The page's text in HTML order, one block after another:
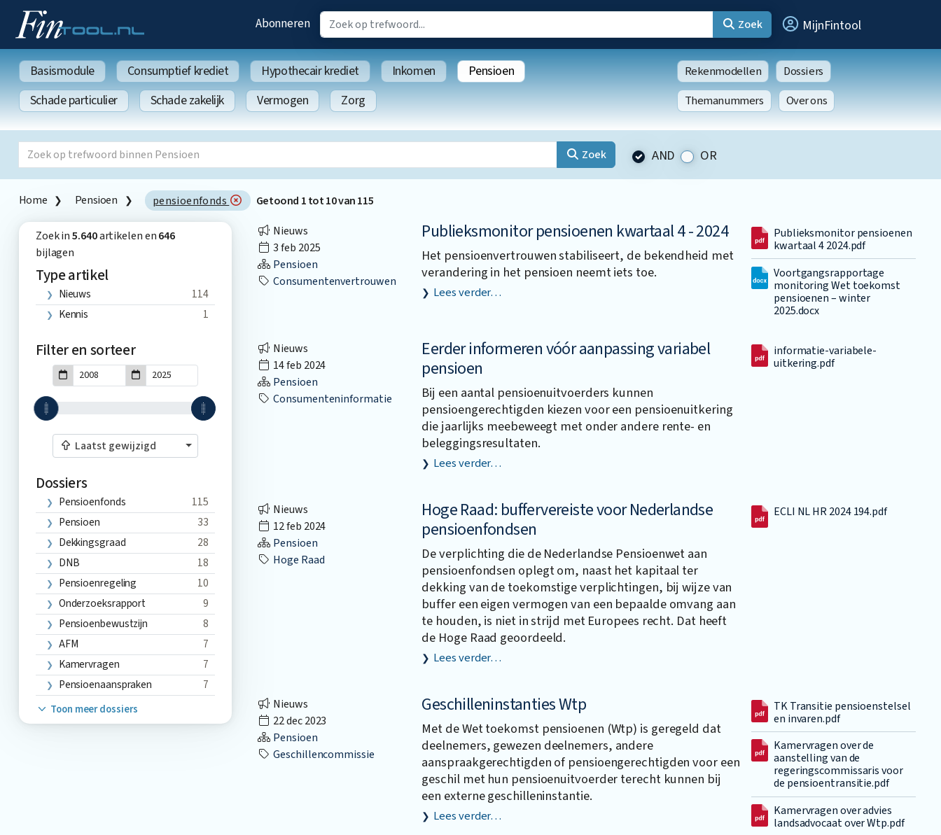
Abonneren Zoek MijnFintool
Basismodule Consumptief krediet Hypothecair krediet Inkomen
Pensioen
Schade particulier
Schade zakelijk Vermogen Zorg
Rekenmodellen
Dossiers
Themanummers
Over ons
Zoek AND OR
Home Pensioen pensioenfonds Getoond 1tot10van115
Zoek in5.640artikelen en646
bijlagen
Type artikel
Nieuws
114
Kennis
1
Filter en sorteer
Laatst gewijzigd
Dossiers
Pensioenfonds
115
Pensioen
33
Dekkingsgraad
28
DNB
18
Pensioenregeling
10
Onderzoeksrapport
9
Pensioenbewustzijn
8
AFM
7
Kamervragen
7
Pensioenaanspraken
7
Toon meer dossiers
Nieuws
3 feb 2025
Pensioen
Consumentenvertrouwen
Publieksmonitor pensioenen kwartaal 4 - 2024
Het pensioenvertrouwen stabiliseert, de bekendheid met
verandering in het pensioen neemt iets toe.
Lees verder…
Publieksmonitor pensioenen
kwartaal 4 2024.pdf
Voortgangsrapportage
monitoring Wet toekomst
pensioenen – winter
2025.docx
Nieuws
14 feb 2024
Pensioen
Consumenteninformatie
Eerder informeren vóór aanpassing variabel
pensioen
Bij een aantal pensioenuitvoerders kunnen
pensioengerechtigden kiezen voor een pensioenuitkering
die jaarlijks meebeweegt met onder andere rente- en
beleggingsresultaten.
Lees verder…
informatie-variabele-
uitkering.pdf
Nieuws
12 feb 2024
Pensioen
Hoge Raad
Hoge Raad: buffervereiste voor Nederlandse
pensioenfondsen
De verplichting die de Nederlandse Pensioenwet aan
pensioenfondsen oplegt om, naast het kapitaal ter
dekking van de toekomstige verplichtingen, bij wijze van
buffer een eigen vermogen van een bepaalde omvang aan
te houden, is niet in strijd met Europees recht. Dat heeft
de Hoge Raad geoordeeld.
Lees verder…
ECLI NL HR 2024 194.pdf
Nieuws
22 dec 2023
Pensioen
Geschillencommissie
Geschilleninstanties Wtp
Met de Wet toekomst pensioenen (Wtp) is geregeld dat
deelnemers, gewezen deelnemers, andere
aanspraakgerechtigden of pensioengerechtigden voor een
geschil met hun pensioenuitvoerder terecht kunnen bij
een externe geschilleninstantie.
Lees verder…
TK Transitie pensioenstelsel
en invaren.pdf
Kamervragen over de
aanstelling van de
regeringscommissaris voor
de pensioentransitie.pdf
Kamervragen over advies
landsadvocaat over Wtp.pdf